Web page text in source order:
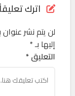
اترك
لن يتم نشر عنوان
إليها بـ*
التعليق *